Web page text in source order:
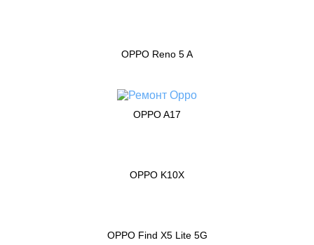
OPPO Reno 5 A
OPPO A17
OPPO K10X
OPPO Find X5 Lite 5G